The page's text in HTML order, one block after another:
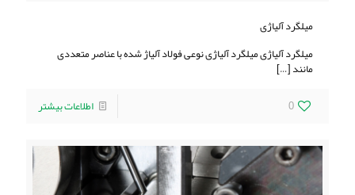
میلگرد آلیاژی
میلگرد آلیاژی میلگرد آلیاژی نوعی فولاد آلیاژ شده با عناصر متعددی
مانند[…]
0
اطلاعات بیشتر